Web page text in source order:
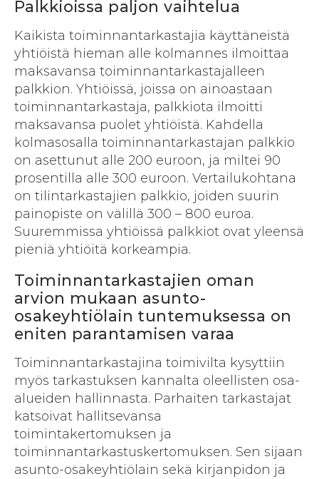
Palkkioissa paljon vaihtelua
Kaikista toiminnantarkastajia käyttäneistä
yhtiöistä hieman alle kolmannes ilmoittaa
maksavansa toiminnantarkastajalleen
palkkion. Yhtiöissä, joissa on ainoastaan
toiminnantarkastaja, palkkiota ilmoitti
maksavansa puolet yhtiöistä. Kahdella
kolmasosalla toiminnantarkastajan palkkio
on asettunut alle 200 euroon, ja miltei 90
prosentilla alle 300 euroon. Vertailukohtana
on tilintarkastajien palkkio, joiden suurin
painopiste on välillä 300 – 800 euroa.
Suuremmissa yhtiöissä palkkiot ovat yleensä
pieniä yhtiöitä korkeampia.
Toiminnantarkastajien oman
arvion mukaan asunto-
osakeyhtiölain tuntemuksessa on
eniten parantamisen varaa
Toiminnantarkastajina toimivilta kysyttiin
myös tarkastuksen kannalta oleellisten osa-
alueiden hallinnasta. Parhaiten tarkastajat
katsoivat hallitsevansa
toimintakertomuksen ja
toiminnantarkastuskertomuksen. Sen sijaan
asunto-osakeyhtiölain sekä kirjanpidon ja